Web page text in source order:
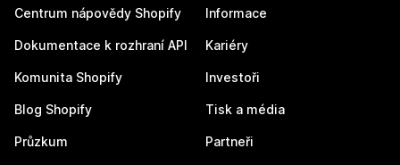
Centrum nápovědy Shopify
Dokumentace k rozhraní API
Komunita Shopify
Blog Shopify
Průzkum
Informace
Kariéry
Investoři
Tisk a média
Partneři